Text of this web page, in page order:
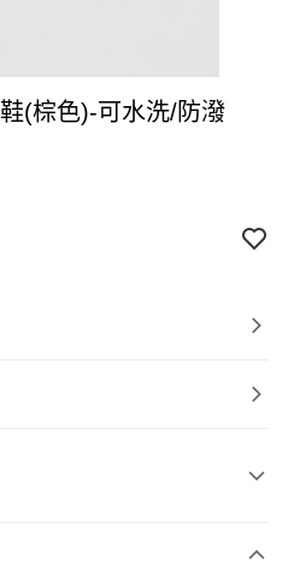
(棕色)-可水洗/防潑